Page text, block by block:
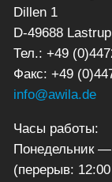
Dillen 1
D-49688
Тел.: +49
Факс: +49
info@awila.de
Часы работы:
Понедельник
(перерыв: